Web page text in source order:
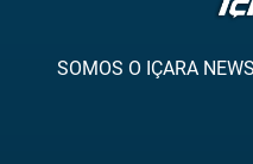
SOMOS O IÇARA